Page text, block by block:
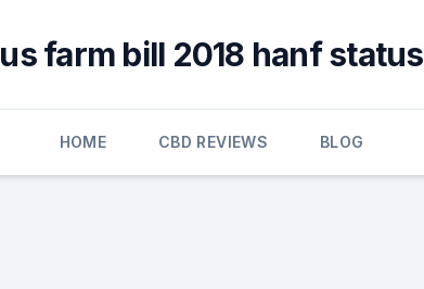
us farm bill 2018 hanf status
HOME CBD REVIEWS BLOG